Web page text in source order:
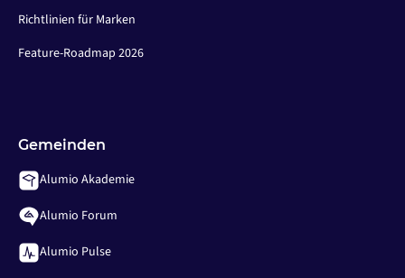
Richtlinien für Marken
Feature-Roadmap 2026
Gemeinden
Alumio Akademie
Alumio Forum
Alumio Pulse